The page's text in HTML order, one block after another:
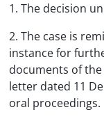
1. The decision
2. The case is
instance for
documents of
letter dated 11
oral proceedings.